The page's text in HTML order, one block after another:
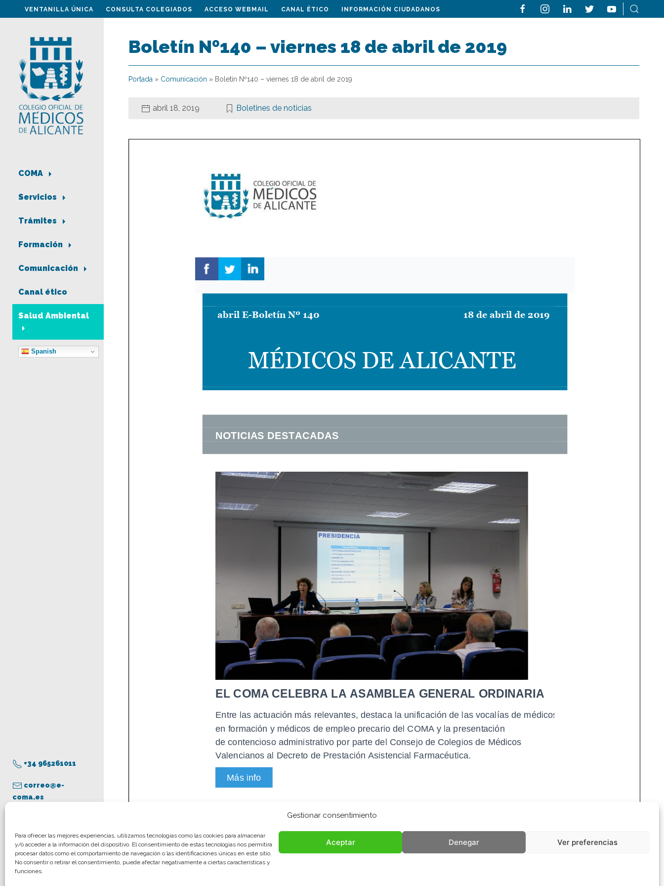
Gestionar consentimiento
Para ofrecer las mejores experiencias, utilizamos tecnologías como las cookies para almacenar
y/o acceder a la información del dispositivo. El consentimiento de estas tecnologías nos permitirá
procesar datos como el comportamiento de navegación o las identificaciones únicas en este sitio.
No consentir o retirar el consentimiento, puede afectar negativamente a ciertas características y
funciones.
Aceptar Denegar Ver preferencias
VENTANILLA ÚNICA CONSULTA COLEGIADOS ACCESO WEBMAIL CANAL ÉTICO INFORMACIÓN CIUDADANOS
COMA
Servicios
Trámites
Formación
Comunicación
Canal ético
Salud Ambiental
Spanish
+34 965261011
correo@e-
coma.es
Aviso legal
Política de privacidad
Política de cookies
Boletín Nº140 – viernes 18 de abril de 2019
Portada » Comunicación » Boletín Nº140 – viernes 18 de abril de 2019
abril 18, 2019 Boletines de noticias